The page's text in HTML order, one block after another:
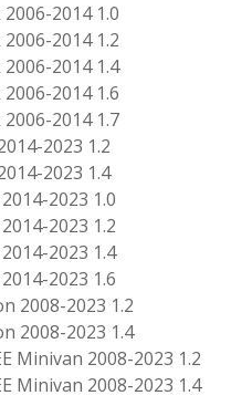
2006-2014 1.0
2006-2014 1.2
2006-2014 1.4
2006-2014 1.6
2006-2014 1.7
2023 1.2
2023 1.4
2023 1.0
2023 1.2
2023 1.4
2023 1.6
2008-2023 1.2
2008-2023 1.4
Minivan 2008-2023 1.2
Minivan 2008-2023 1.4